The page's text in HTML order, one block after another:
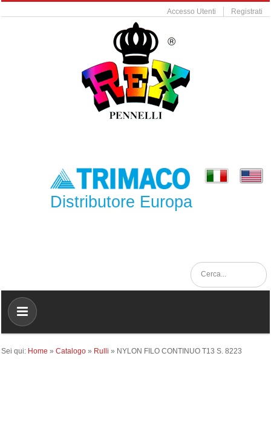
Accesso Utenti Registrati
Distributore Europa
Sei qui: Home » Catalogo » Rulli » NYLON FILO CONTINUO T13 S. 8223